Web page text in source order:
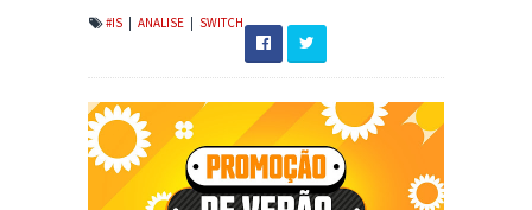
#IS ANALISE SWITCH